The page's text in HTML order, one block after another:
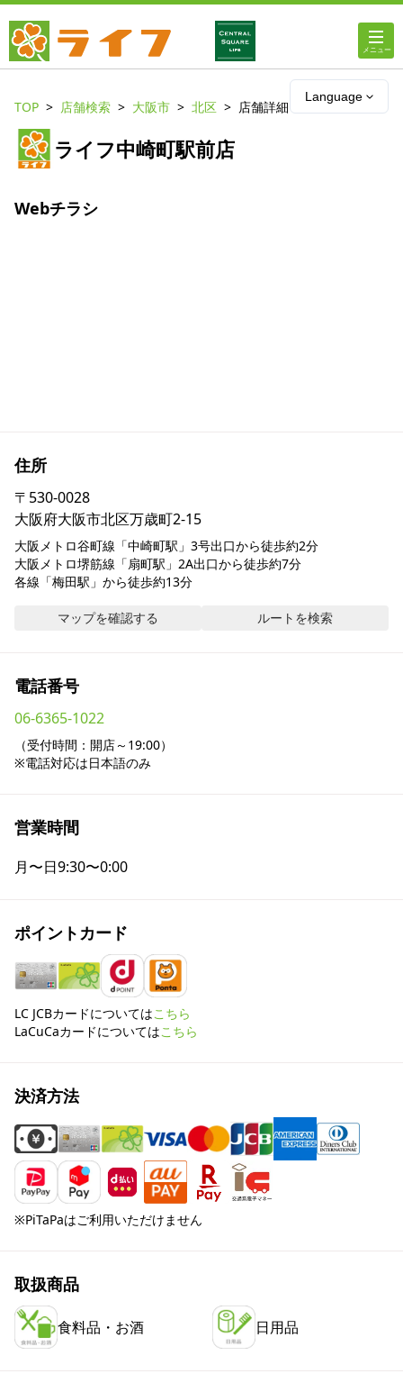
Language
店舗・チラシ情報
Contact us in English
TOP 店舗検索 大阪市 北区 店舗詳細
ライフ中崎町駅前店
Webチラシ
住所
〒 530-0028
大阪府大阪市北区万歳町2-15
大阪メトロ谷町線「中崎町駅」3号出口から徒歩約2分
大阪メトロ堺筋線「扇町駅」2A出口から徒歩約7分
各線「梅田駅」から徒歩約13分
マップを確認する ルートを検索
電話番号
06-6365-1022
（受付時間：開店～19:00）
※電話対応は日本語のみ
営業時間
月〜日9:30〜0:00
ポイントカード
LC JCBカードについてはこちら
LaCuCaカードについてはこちら
決済方法
※PiTaPaはご利用いただけません
取扱商品
食料品・お酒 日用品